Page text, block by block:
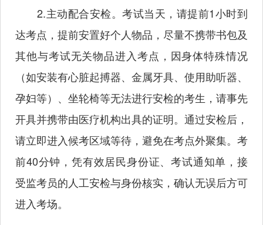
2.主动配合安检。考试当天，请提前1小时到
达考点，提前安置好个人物品，尽量不携带书包及
其他与考试无关物品进入考点，因身体特殊情况
（如安装有心脏起搏器、金属牙具、使用助听器、
孕妇等）、坐轮椅等无法进行安检的考生，请事先
开具并携带由医疗机构出具的证明。通过安检后，
请立即进入候考区域等待，避免在考点外聚集。考
前40分钟，凭有效居民身份证、考试通知单，接
受监考员的人工安检与身份核实，确认无误后方可
进入考场。